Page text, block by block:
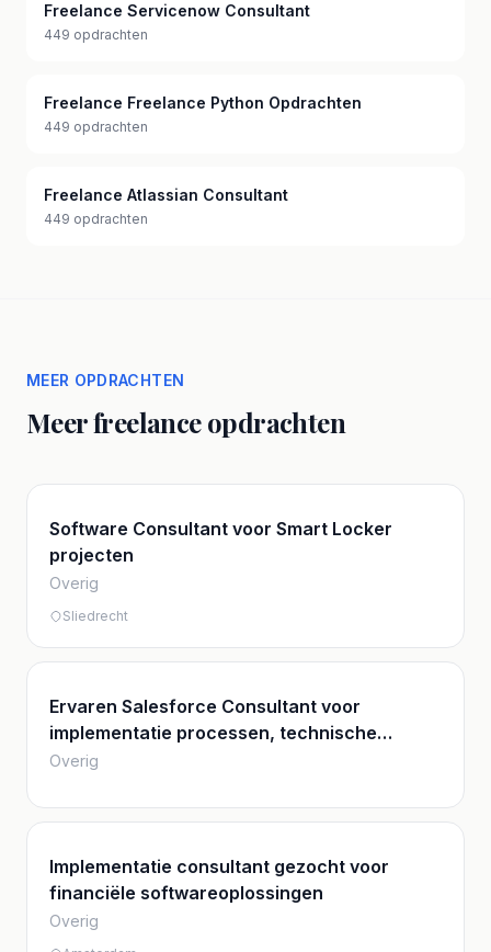
Freelance Servicenow Consultant
449 opdrachten
Freelance Freelance Python Opdrachten
449 opdrachten
Freelance Atlassian Consultant
449 opdrachten
MEER OPDRACHTEN
Meer freelance opdrachten
Software Consultant voor Smart Locker
projecten
Overig
Sliedrecht
Ervaren Salesforce Consultant voor
implementatie processen, technische
ontwerp, architectuur en interfaces
Overig
Implementatie consultant gezocht voor
financiële softwareoplossingen
Overig